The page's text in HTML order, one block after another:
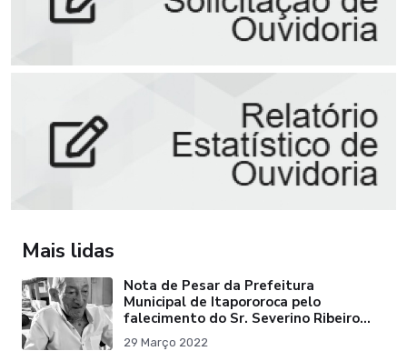
Mais lidas
Nota de Pesar da Prefeitura
Municipal de Itapororoca pelo
falecimento do Sr. Severino Ribeiro
da Silva "Pai do Ex-Prefei
29 Março 2022